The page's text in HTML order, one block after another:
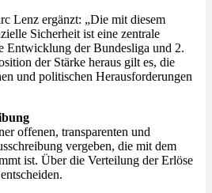
Lenz ergänzt: „Die mit diesem
Sicherheit ist eine zentrale
Entwicklung der Bundesliga und 2.
der Stärke heraus gilt es, die
und politischen Herausforderungen
offenen, transparenten und
vergeben, die mit dem
ist. Über die Verteilung der Erlöse